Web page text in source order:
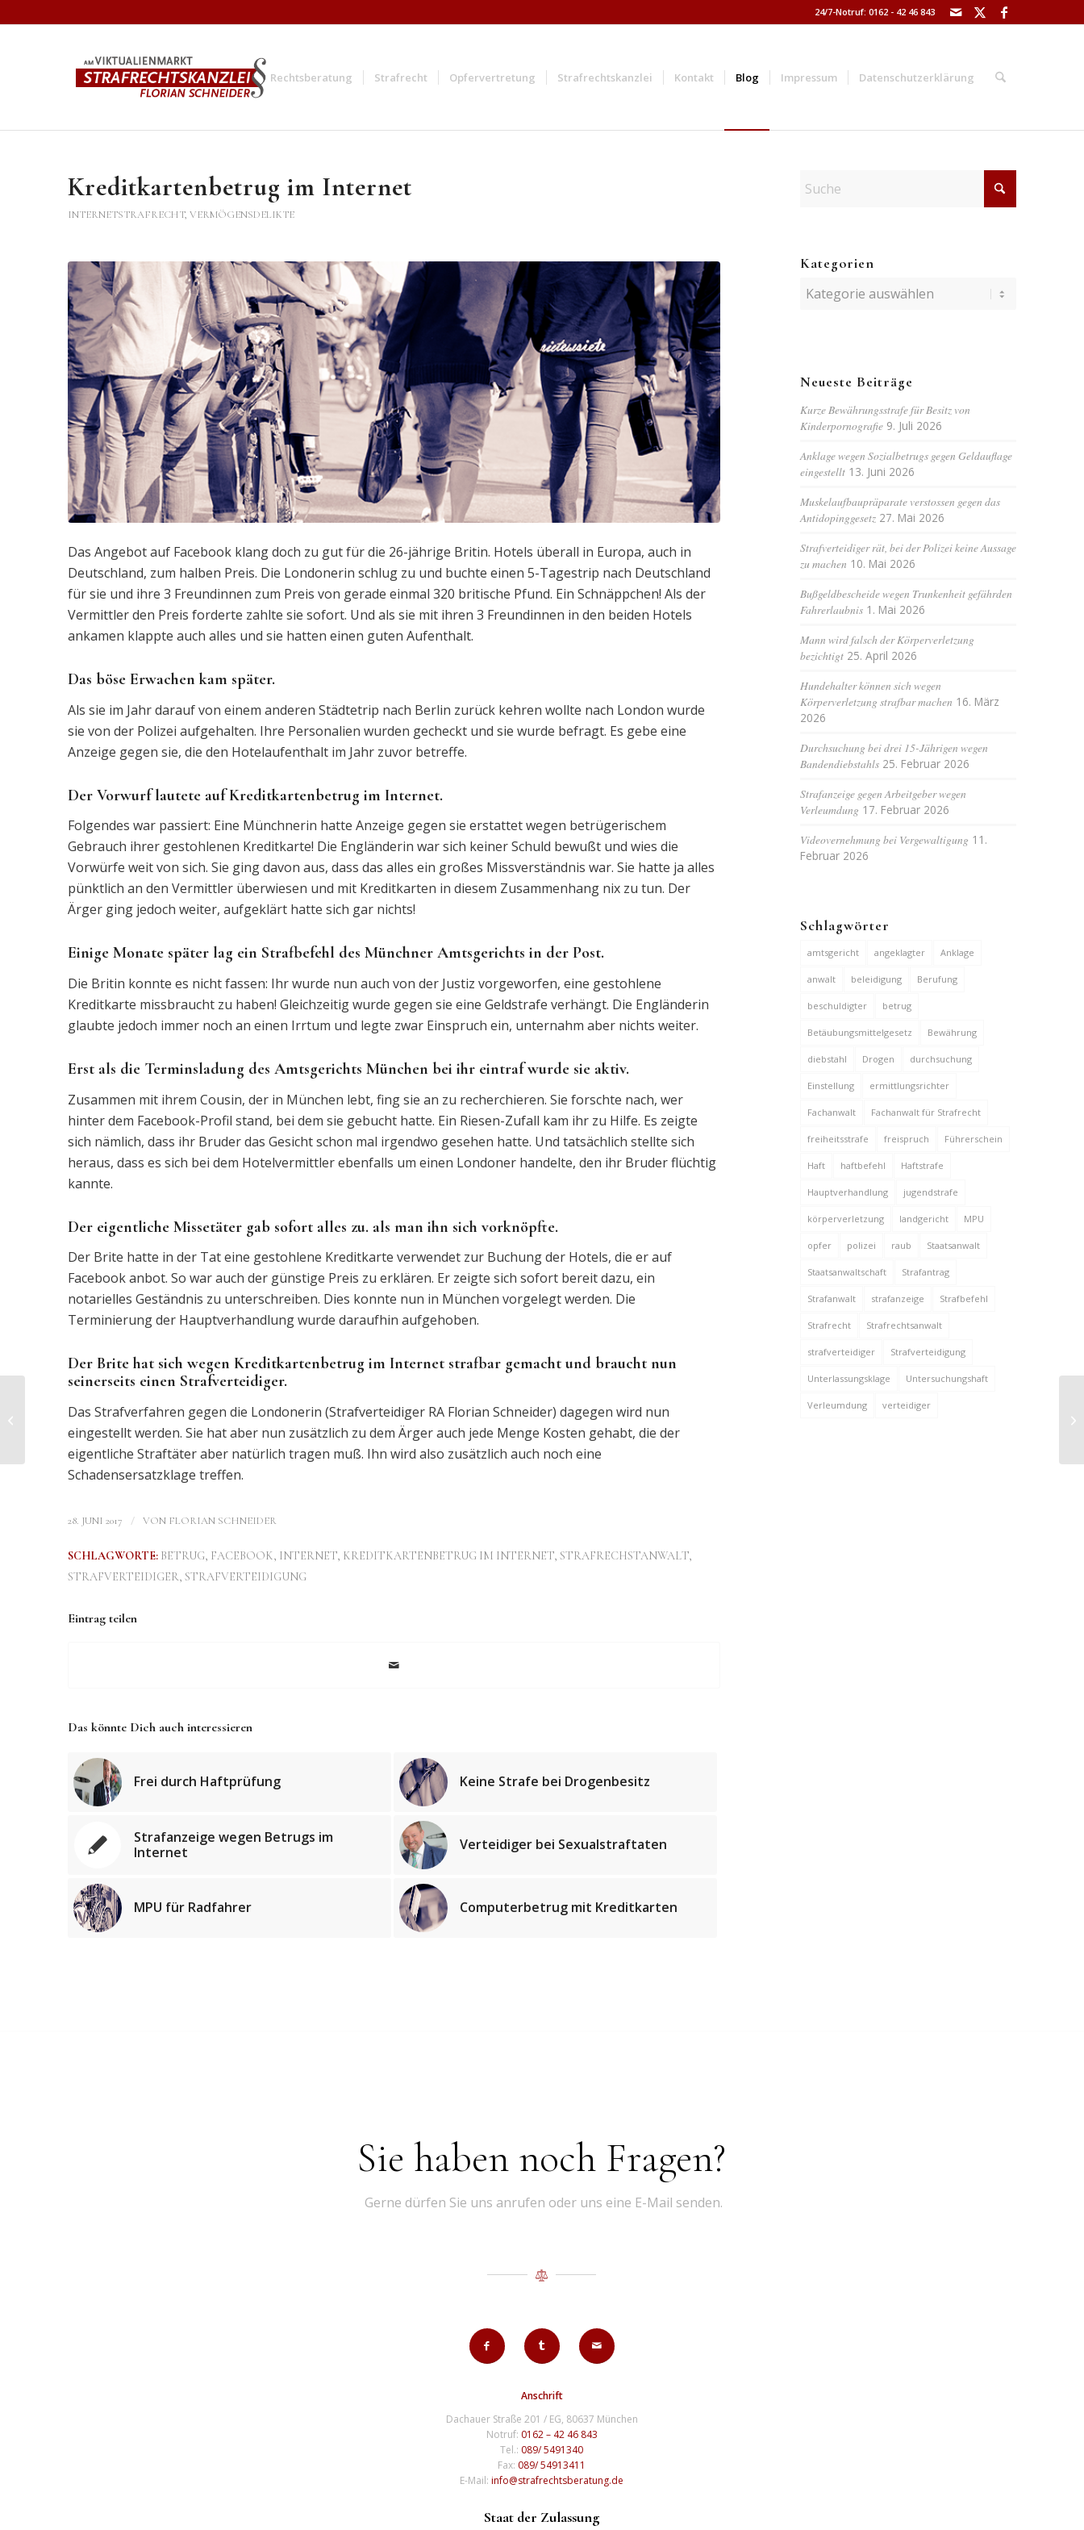
24/7-Notruf: 0162 - 42 46 843
Rechtsberatung Strafrecht Opfervertretung Strafrechtskanzlei Kontakt Blog Impressum Datenschutzerklärung
Kreditkartenbetrug im Internet
INTERNETSTRAFRECHT, VERMÖGENSDELIKTE
Das Angebot auf Facebook klang doch zu gut für die 26-jährige Britin. Hotels überall in Europa, auch in
Deutschland, zum halben Preis. Die Londonerin schlug zu und buchte einen 5-Tagestrip nach Deutschland
für sie und ihre 3 Freundinnen zum Preis von gerade einmal 320 britische Pfund. Ein Schnäppchen! Als der
Vermittler den Preis forderte zahlte sie sofort. Und als sie mit ihren 3 Freundinnen in den beiden Hotels
ankamen klappte auch alles und sie hatten einen guten Aufenthalt.
Das böse Erwachen kam später.
Als sie im Jahr darauf von einem anderen Städtetrip nach Berlin zurück kehren wollte nach London wurde
sie von der Polizei aufgehalten. Ihre Personalien wurden gecheckt und sie wurde befragt. Es gebe eine
Anzeige gegen sie, die den Hotelaufenthalt im Jahr zuvor betreffe.
Der Vorwurf lautete auf Kreditkartenbetrug im Internet.
Folgendes war passiert: Eine Münchnerin hatte Anzeige gegen sie erstattet wegen betrügerischem
Gebrauch ihrer gestohlenen Kreditkarte! Die Engländerin war sich keiner Schuld bewußt und wies die
Vorwürfe weit von sich. Sie ging davon aus, dass das alles ein großes Missverständnis war. Sie hatte ja alles
pünktlich an den Vermittler überwiesen und mit Kreditkarten in diesem Zusammenhang nix zu tun. Der
Ärger ging jedoch weiter, aufgeklärt hatte sich gar nichts!
Einige Monate später lag ein Strafbefehl des Münchner Amtsgerichts in der Post.
Die Britin konnte es nicht fassen: Ihr wurde nun auch von der Justiz vorgeworfen, eine gestohlene
Kreditkarte missbraucht zu haben! Gleichzeitig wurde gegen sie eine Geldstrafe verhängt. Die Engländerin
glaubte jedoch immer noch an einen Irrtum und legte zwar Einspruch ein, unternahm aber nichts weiter.
Erst als die Terminsladung des Amtsgerichts München bei ihr eintraf wurde sie aktiv.
Zusammen mit ihrem Cousin, der in München lebt, fing sie an zu recherchieren. Sie forschte nach, wer
hinter dem Facebook-Profil stand, bei dem sie gebucht hatte. Ein Riesen-Zufall kam ihr zu Hilfe. Es zeigte
sich nämlich, dass ihr Bruder das Gesicht schon mal irgendwo gesehen hatte. Und tatsächlich stellte sich
heraus, dass es sich bei dem Hotelvermittler ebenfalls um einen Londoner handelte, den ihr Bruder flüchtig
kannte.
Der eigentliche Missetäter gab sofort alles zu. als man ihn sich vorknöpfte.
Der Brite hatte in der Tat eine gestohlene Kreditkarte verwendet zur Buchung der Hotels, die er auf
Facebook anbot. So war auch der günstige Preis zu erklären. Er zeigte sich sofort bereit dazu, ein
notarielles Geständnis zu unterschreiben. Dies konnte nun in München vorgelegt werden. Die
Terminierung der Hauptverhandlung wurde daraufhin aufgehoben.
Der Brite hat sich wegen Kreditkartenbetrug im Internet strafbar gemacht und braucht nun
seinerseits einen Strafverteidiger.
Das Strafverfahren gegen die Londonerin (Strafverteidiger RA Florian Schneider) dagegen wird nun
eingestellt werden. Sie hat aber nun zusätzlich zu dem Ärger auch jede Menge Kosten gehabt, die der
eigentliche Straftäter aber natürlich tragen muß. Ihn wird also zusätzlich auch noch eine
Schadensersatzklage treffen.
28. JUNI 2017 / VON FLORIAN SCHNEIDER
SCHLAGWORTE: BETRUG, FACEBOOK, INTERNET, KREDITKARTENBETRUG IM INTERNET, STRAFRECHSTANWALT,
STRAFVERTEIDIGER, STRAFVERTEIDIGUNG
Eintrag teilen
Das könnte Dich auch interessieren
Frei durch Haftprüfung Keine Strafe bei Drogenbesitz
Strafanzeige wegen Betrugs im
Internet
Verteidiger bei Sexualstraftaten
MPU für Radfahrer Computerbetrug mit Kreditkarten
Kategorien
Kategorien
Neueste Beiträge
Kurze Bewährungsstrafe für Besitz von
Kinderpornografie 9. Juli 2026
Anklage wegen Sozialbetrugs gegen Geldauflage
eingestellt 13. Juni 2026
Muskelaufbaupräparate verstossen gegen das
Antidopinggesetz 27. Mai 2026
Strafverteidiger rät, bei der Polizei keine Aussage
zu machen 10. Mai 2026
Bußgeldbescheide wegen Trunkenheit gefährden
Fahrerlaubnis 1. Mai 2026
Mann wird falsch der Körperverletzung
bezichtigt 25. April 2026
Hundehalter können sich wegen
Körperverletzung strafbar machen 16. März
2026
Durchsuchung bei drei 15-Jährigen wegen
Bandendiebstahls 25. Februar 2026
Strafanzeige gegen Arbeitgeber wegen
Verleumdung 17. Februar 2026
Videovernehmung bei Vergewaltigung 11.
Februar 2026
Schlagwörter
amtsgericht angeklagter Anklage
anwalt beleidigung Berufung
beschuldigter betrug
Betäubungsmittelgesetz Bewährung
diebstahl Drogen durchsuchung
Einstellung ermittlungsrichter
Fachanwalt Fachanwalt für Strafrecht
freiheitsstrafe freispruch Führerschein
Haft haftbefehl Haftstrafe
Hauptverhandlung jugendstrafe
körperverletzung landgericht MPU
opfer polizei raub Staatsanwalt
Staatsanwaltschaft Strafantrag
Strafanwalt strafanzeige Strafbefehl
Strafrecht Strafrechtsanwalt
strafverteidiger Strafverteidigung
Unterlassungsklage Untersuchungshaft
Verleumdung verteidiger
Sie haben noch Fragen?
Gerne dürfen Sie uns anrufen oder uns eine E-Mail senden.
Anschrift
Dachauer Straße 201 / EG, 80637 München
Notruf: 0162 – 42 46 843
Tel.: 089/ 5491340
Fax: 089/ 54913411
E-Mail:info@strafrechtsberatung.de
Staat der Zulassung
Einunddreißigjährigen
Liebesbeziehung mit
Dreizehnj...